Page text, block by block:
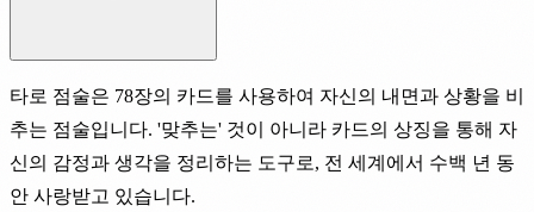
타로 점술은 78장의 카드를 사용하여 자신의 내면과 상황을 비
추는 점술입니다. '맞추는' 것이 아니라 카드의 상징을 통해 자
신의 감정과 생각을 정리하는 도구로, 전 세계에서 수백 년 동
안 사랑받고 있습니다.